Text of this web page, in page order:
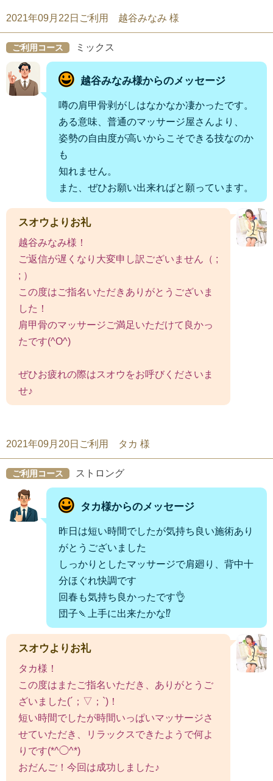
2021年09月22日ご利用 越谷みなみ 様
ご利用コース ミックス
越谷みなみ様からのメッセージ
噂の肩甲骨剥がしはなかなか凄かったです。
ある意味、普通のマッサージ屋さんより、
姿勢の自由度が高いからこそできる技なのか
も
知れません。
また、ぜひお願い出来ればと願っています。
スオウよりお礼
越谷みなみ様！
ご返信が遅くなり大変申し訳ございません（ ;
; ）
この度はご指名いただきありがとうございま
した！
肩甲骨のマッサージご満足いただけて良かっ
たです(^O^)
ぜひお疲れの際はスオウをお呼びくださいま
せ♪
2021年09月20日ご利用 タカ 様
ご利用コース ストロング
タカ様からのメッセージ
昨日は短い時間でしたが気持ち良い施術あり
がとうございました
しっかりとしたマッサージで肩廻り、背中十
分ほぐれ快調です
回春も気持ち良かったです👌
団子🍡上手に出来たかな⁉️
スオウよりお礼
タカ様！
この度はまたご指名いただき、ありがとうご
ざいました(´；▽；`)！
短い時間でしたが時間いっぱいマッサージさ
せていただき、リラックスできたようで何よ
りです(*^◯^*)
おだんご！今回は成功しました♪